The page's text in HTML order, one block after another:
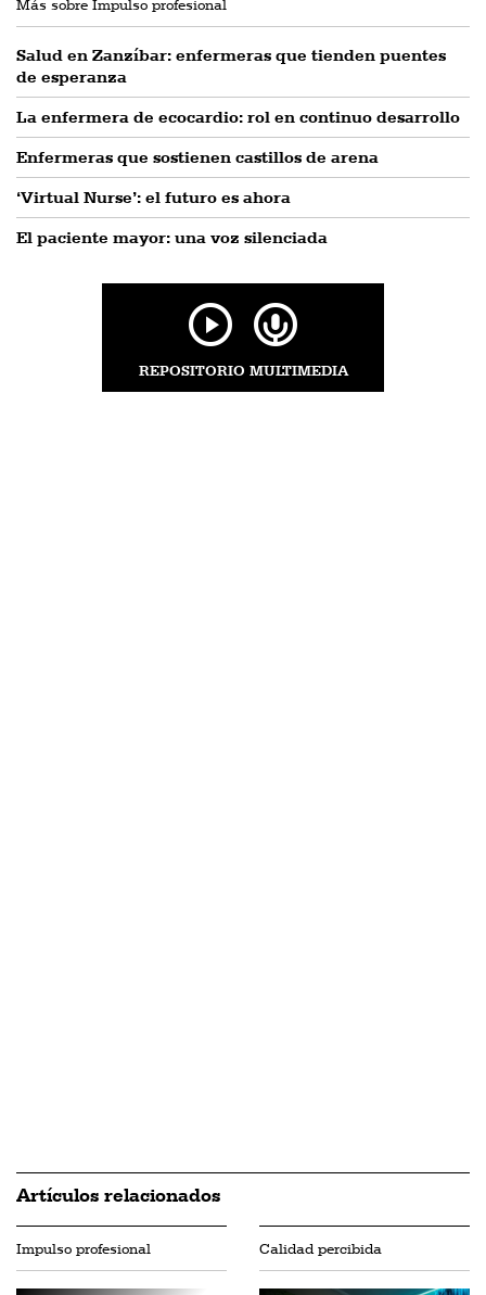
Más sobre Impulso profesional
Salud en Zanzíbar: enfermeras que tienden puentes
de esperanza
La enfermera de ecocardio: rol en continuo desarrollo
Enfermeras que sostienen castillos de arena
‘Virtual Nurse’: el futuro es ahora
El paciente mayor: una voz silenciada
REPOSITORIO MULTIMEDIA
Artículos relacionados
Impulso profesional Calidad percibida